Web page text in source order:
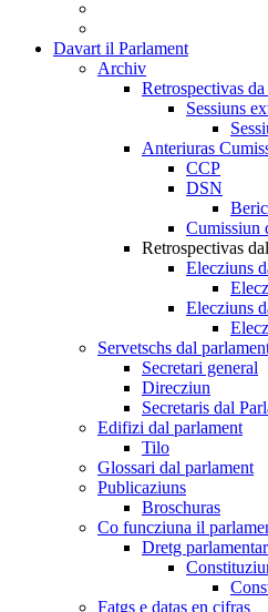
Davart il Parlament
Archiv
Retrospectivas
Sessiuns
Anteriuras
CCP
DSN
Cumissiun
Retrospectivas
Elecziuns
Elecziuns
Servetschs dal
Secretari general
Direcziun
Secretaris dal
Edifizi dal parlament
Tilo
Glossari dal parlament
Publicaziuns
Broschuras
Co funcziuna il
Dretg parlamentar
Fatgs e datas en cifras